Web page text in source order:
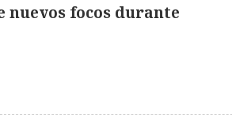
focos durante